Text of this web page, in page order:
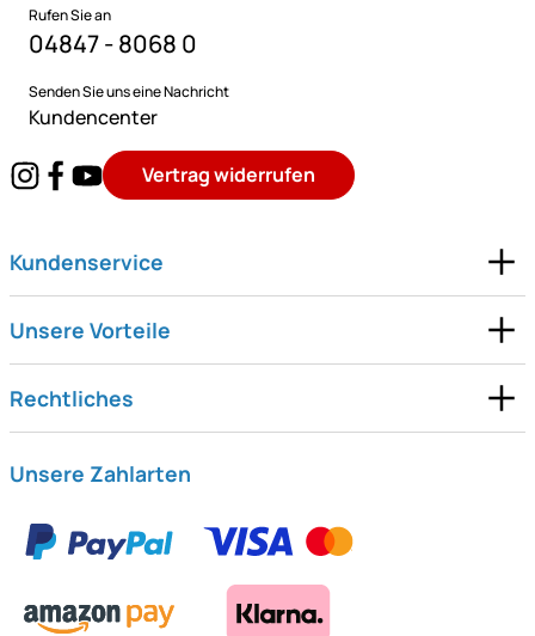
Rufen Sie an
04847 - 8068 0
Senden Sie uns eine Nachricht
Kundencenter
Vertrag widerrufen
Kundenservice
Unsere Vorteile
Rechtliches
Unsere Zahlarten